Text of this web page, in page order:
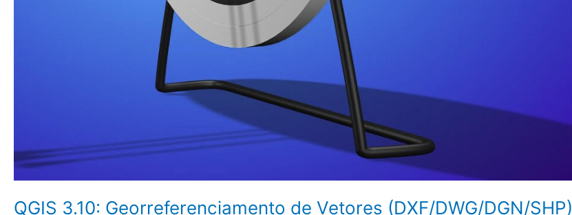
QGIS 3.10: Georreferenciamento de Vetores (DXF/DWG/DGN/SHP)